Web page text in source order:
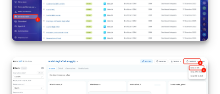
Automazione
Flussi di lavoro
Marketing
Gestione inventario